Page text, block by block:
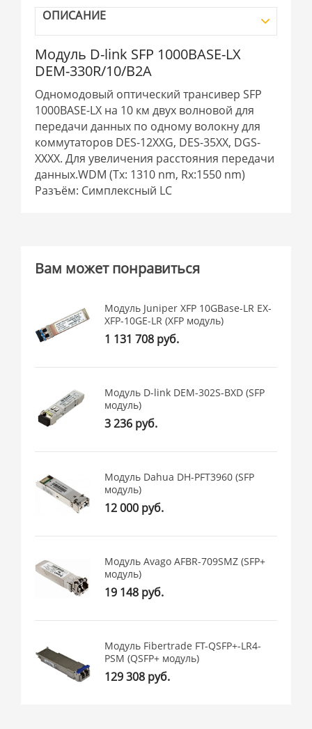
ОПИСАНИЕ
Модуль D-link SFP 1000BASE-LX
DEM-330R/10/B2A
Одномодовый оптический трансивер SFP
1000BASE-LX на 10 км двух волновой для
передачи данных по одному волокну для
коммутаторов DES-12XXG, DES-35XX, DGS-
XXXX. Для увеличения расстояния передачи
данных.WDM (Tx: 1310 nm, Rx:1550 nm)
Разъём: Симплексный LC
Вам может понравиться
Модуль Juniper XFP 10GBase-LR EX-
XFP-10GE-LR (XFP модуль)
1 131 708 руб.
Модуль D-link DEM-302S-BXD (SFP
модуль)
3 236 руб.
Модуль Dahua DH-PFT3960 (SFP
модуль)
12 000 руб.
Модуль Avago AFBR-709SMZ (SFP+
модуль)
19 148 руб.
Модуль Fibertrade FT-QSFP+-LR4-
PSM (QSFP+ модуль)
129 308 руб.